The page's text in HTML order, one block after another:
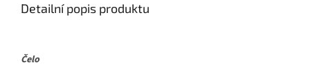
Detailní popis produktu
Čelo